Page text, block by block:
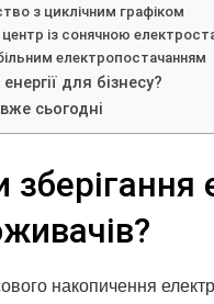
з циклічним графіком
із сонячною
електропостачанням
для бізнесу?
сьогодні
накопичення